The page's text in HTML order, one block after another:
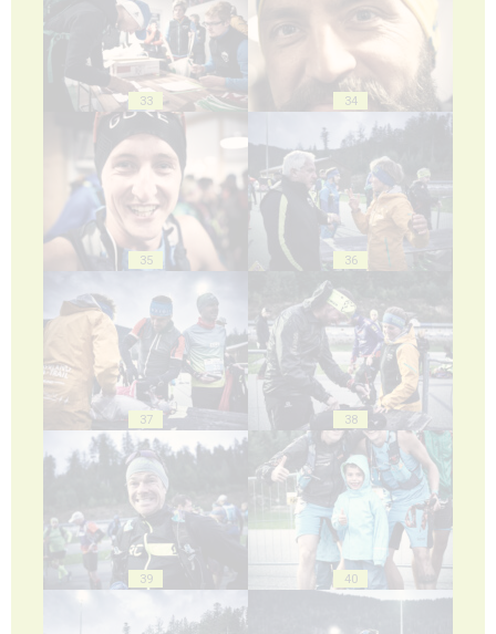
33 34
35 36
37 38
39 40